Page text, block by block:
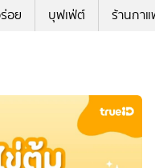
อย บุฟเฟ่ต์ ร้านกา